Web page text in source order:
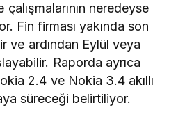
neredeyse
Fin firması yakında son
ve ardından Eylül veya
Raporda ayrıca
2.4 ve Nokia 3.4 akıllı
süreceği belirtiliyor.